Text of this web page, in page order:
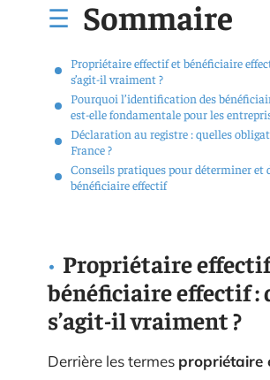
Sommaire
Propriétaire effectif et bénéficiaire
s’agit-il vraiment ?
Pourquoi l’identification des
est-elle fondamentale pour les
Déclaration au registre : quelles
France ?
Conseils pratiques pour déterminer et
bénéficiaire effectif
Propriétaire
bénéficiaire effectif :
s’agit-il vraiment ?
Derrière les termes propriétaire